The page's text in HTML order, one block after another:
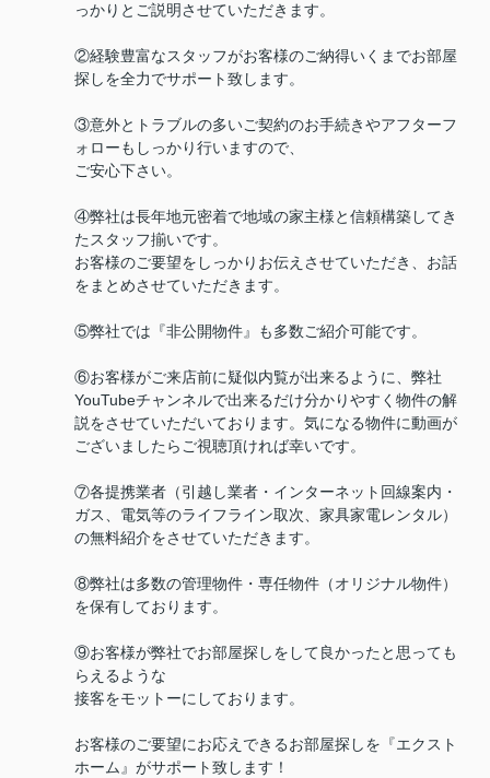
っかりとご説明させていただきます。
②経験豊富なスタッフがお客様のご納得いくまでお部屋
探しを全力でサポート致します。
③意外とトラブルの多いご契約のお手続きやアフターフ
ォローもしっかり行いますので、
ご安心下さい。
④弊社は長年地元密着で地域の家主様と信頼構築してき
たスタッフ揃いです。
お客様のご要望をしっかりお伝えさせていただき、お話
をまとめさせていただきます。
⑤弊社では『非公開物件』も多数ご紹介可能です。
⑥お客様がご来店前に疑似内覧が出来るように、弊社
YouTubeチャンネルで出来るだけ分かりやすく物件の解
説をさせていただいております。気になる物件に動画が
ございましたらご視聴頂ければ幸いです。
⑦各提携業者（引越し業者・インターネット回線案内・
ガス、電気等のライフライン取次、家具家電レンタル）
の無料紹介をさせていただきます。
⑧弊社は多数の管理物件・専任物件（オリジナル物件）
を保有しております。
⑨お客様が弊社でお部屋探しをして良かったと思っても
らえるような
接客をモットーにしております。
お客様のご要望にお応えできるお部屋探しを『エクスト
ホーム』がサポート致します！